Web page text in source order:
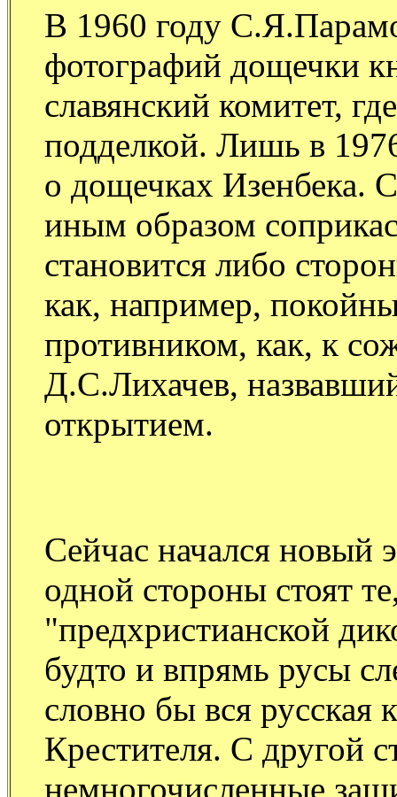
В 1960 году
фотографий дощечки
славянский комитет,
подделкой. Лишь в
о дощечках Изенбека.
иным образом
становится либо
как, например,
противником, как, к
Д.С.Лихачев,
открытием.
Сейчас начался новый
одной стороны стоят
"предхристианской
будто и впрямь русы
словно бы вся русская
Крестителя. С другой
немногочисленные